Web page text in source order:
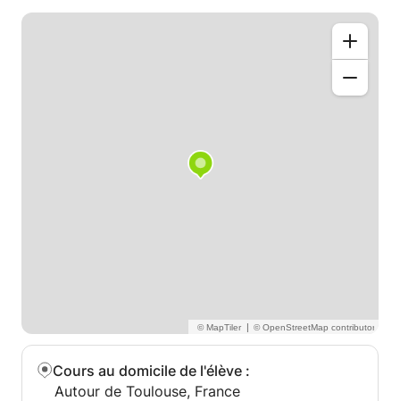
domicile de ma partenaire, à pechbonnieu
|
Cours au domicile de l'élève :
Autour de Toulouse, France